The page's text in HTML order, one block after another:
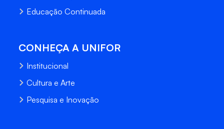
Educação Continuada
CONHEÇA A UNIFOR
Institucional
Cultura e Arte
Pesquisa e Inovação